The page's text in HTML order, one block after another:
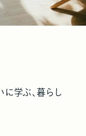
学ぶ、暮らし